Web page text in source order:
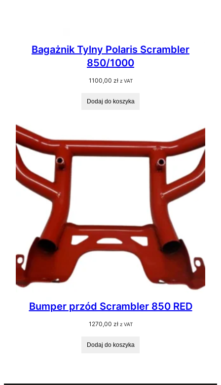
Bagażnik Tylny Polaris Scrambler
850/1000
1100,00 zł z VAT
Dodaj do koszyka
Bumper przód Scrambler 850 RED
1270,00 zł z VAT
Dodaj do koszyka